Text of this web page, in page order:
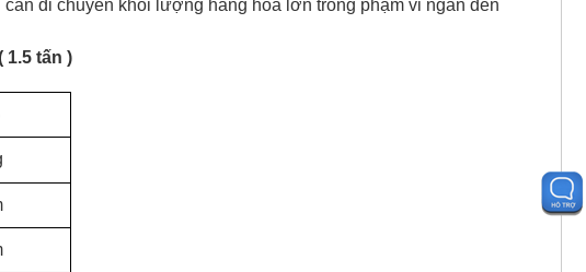
cần di chuyển khối lượng hàng hóa lớn trong phạm vi ngắn đến
1.5 tấn )